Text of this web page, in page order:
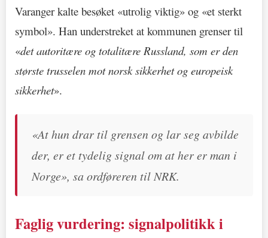
Varanger kalte besøket «utrolig viktig» og «et sterkt
symbol». Han understreket at kommunen grenser til
«det autoritære og totalitære Russland, som er den
største trusselen mot norsk sikkerhet og europeisk
sikkerhet».
«At hun drar til grensen og lar seg avbilde
der, er et tydelig signal om at her er man i
Norge», sa ordføreren til NRK.
Faglig vurdering: signalpolitikk i